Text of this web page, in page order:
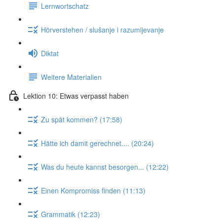
Lernwortschatz
Hörverstehen / slušanje i razumijevanje
Diktat
Weitere Materialien
Lektion 10: Etwas verpasst haben
Zu spät kommen? (17:58)
Hätte ich damit gerechnet.... (20:24)
Was du heute kannst besorgen... (12:22)
Einen Kompromiss finden (11:13)
Grammatik (12:23)